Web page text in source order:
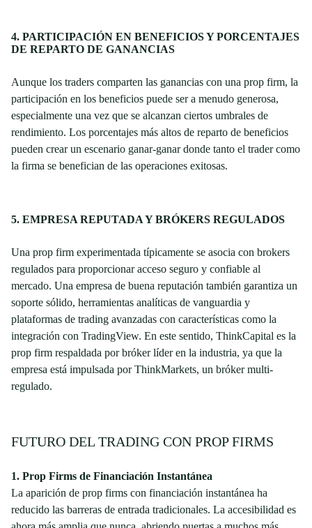
4. PARTICIPACIÓN EN BENEFICIOS Y PORCENTAJES
DE REPARTO DE GANANCIAS
Aunque los traders comparten las ganancias con una prop firm, la
participación en los beneficios puede ser a menudo generosa,
especialmente una vez que se alcanzan ciertos umbrales de
rendimiento. Los porcentajes más altos de reparto de beneficios
pueden crear un escenario ganar-ganar donde tanto el trader como
la firma se benefician de las operaciones exitosas.
5. EMPRESA REPUTADA Y BRÓKERS REGULADOS
Una prop firm experimentada típicamente se asocia con brokers
regulados para proporcionar acceso seguro y confiable al
mercado. Una empresa de buena reputación también garantiza un
soporte sólido, herramientas analíticas de vanguardia y
plataformas de trading avanzadas con características como la
integración con TradingView. En este sentido, ThinkCapital es la
prop firm respaldada por bróker líder en la industria, ya que la
empresa está impulsada por ThinkMarkets, un bróker multi-
regulado.
FUTURO DEL TRADING CON PROP FIRMS
1. Prop Firms de Financiación Instantánea
La aparición de prop firms con financiación instantánea ha
reducido las barreras de entrada tradicionales. La accesibilidad es